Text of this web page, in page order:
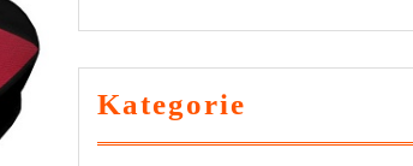
Kategorie